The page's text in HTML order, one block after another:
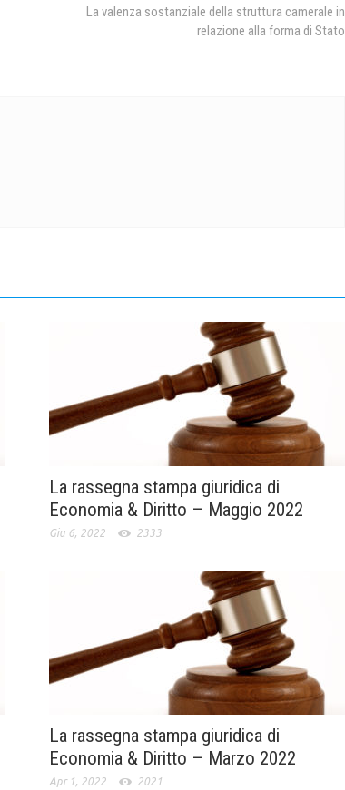
La valenza sostanziale della struttura camerale in
relazione alla forma di Stato
La rassegna stampa giuridica di
Economia & Diritto – Maggio 2022
Giu 6, 2022 2333
La rassegna stampa giuridica di
Economia & Diritto – Marzo 2022
Apr 1, 2022 2021